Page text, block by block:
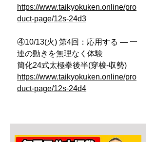
https://www.taikyokuken.online/pro
duct-page/12s-24d3
④10/13(火) 第4回：応用する ― 一
連の動きを無理なく体験
簡化24式太極拳後半(穿梭-収勢)
https://www.taikyokuken.online/pro
duct-page/12s-24d4